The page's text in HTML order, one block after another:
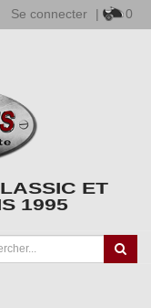
Se connecter | 0
ET
1995